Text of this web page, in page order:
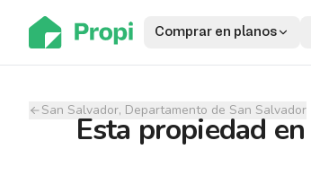
Comprar en planos
San Salvador, Departamento de San Salvador
Esta propiedad en